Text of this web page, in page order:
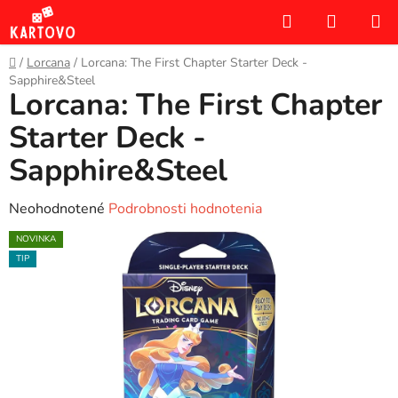
Prejsť
na
obsah
Hľadať
KOŠÍK
Domov
/ Lorcana / Lorcana: The First Chapter Starter Deck -
Sapphire&Steel
Lorcana: The First Chapter
Starter Deck -
Sapphire&Steel
Priemerné
hodnotenie
produktu
Neohodnotené Podrobnosti hodnotenia
NOVINKA
TIP